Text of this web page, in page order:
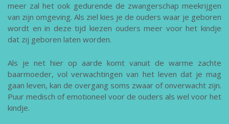
meer zal het ook gedurende de zwangerschap meekrijgen
van zijn omgeving. Als ziel kies je de ouders waar je geboren
wordt en in deze tijd kiezen ouders meer voor het kindje
dat zij geboren laten worden.
Als je net hier op aarde komt vanuit de warme zachte
baarmoeder, vol verwachtingen van het leven dat je mag
gaan leven, kan de overgang soms zwaar of onverwacht zijn.
Puur medisch of emotioneel voor de ouders als wel voor het
kindje.